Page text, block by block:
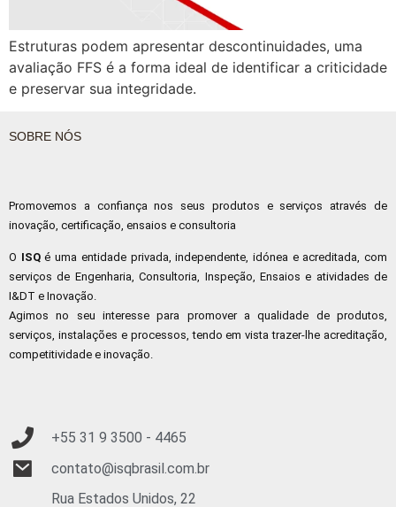
Estruturas podem apresentar descontinuidades, uma
avaliação FFS é a forma ideal de identificar a criticidade
e preservar sua integridade.
SOBRE NÓS
Promovemos a confiança nos seus produtos e serviços através de
inovação, certificação, ensaios e consultoria
O ISQé uma entidade privada, independente, idónea e acreditada, com
serviços de Engenharia, Consultoria, Inspeção, Ensaios e atividades de
I&DT e Inovação.
Agimos no seu interesse para promover a qualidade de produtos,
serviços, instalações e processos, tendo em vista trazer-lhe acreditação,
competitividade e inovação.
+55 31 93500 - 4465
contato@isqbrasil.com.br
Rua Estados Unidos, 22